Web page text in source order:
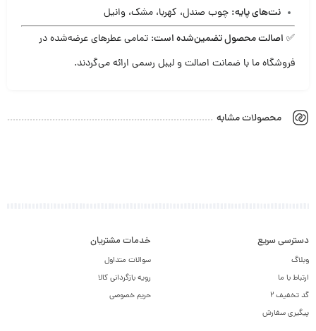
نت‌های پایه: چوب صندل، کهربا، مشک، وانیل
✅ اصالت محصول تضمین‌شده است: تمامی عطرهای عرضه‌شده در
فروشگاه ما با ضمانت اصالت و لیبل رسمی ارائه می‌گردند.
محصولات مشابه
دسترسی سریع
وبلاگ
ارتباط با ما
گد تخفیف 2
پیگیری سفارش
خدمات مشتریان
سوالات متداول
رویه بازگردانی کالا
حریم خصوصی